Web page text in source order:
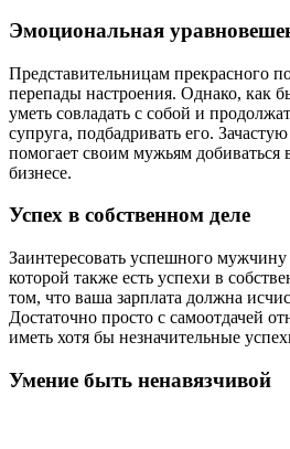
Эмоциональная
Представительницам прекрасного
перепады настроения. Однако, как
уметь совладать с собой и
супруга, подбадривать его.
помогает своим мужьям добиваться
бизнесе.
Успех в собственном деле
Заинтересовать успешного
которой также есть успехи в
том, что ваша зарплата должна
Достаточно просто с самоотдачей
иметь хотя бы незначительные
Умение быть ненавязчивой